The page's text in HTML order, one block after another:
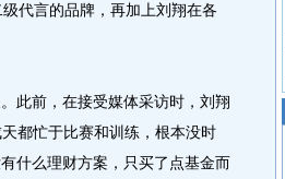
代言的品牌，再加上刘翔在各
前，在接受媒体采访时，刘翔
都忙于比赛和训练，根本没时
什么理财方案，只买了点基金而